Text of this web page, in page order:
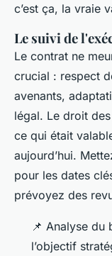
c’est ça, la vraie
Le suivi de
Le contrat ne
crucial : respect
avenants,
légal. Le droit
ce qui était
aujourd’hui.
pour les dates
prévoyez des
📌 Analyse du
l’objectif